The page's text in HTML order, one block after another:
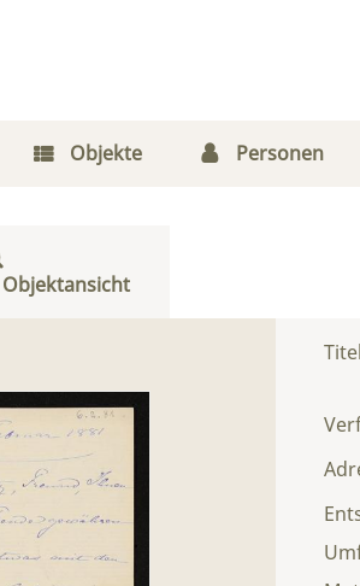
Objekte Personen
Objektansicht
Titel